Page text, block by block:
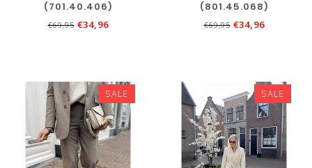
(701.40.406)
€69,95 €34,96
(801.45.068)
€69,95 €34,96
SALE SALE